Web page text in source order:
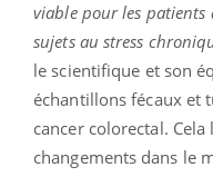
viable pour les patients
sujets au stress
le scientifique et son
échantillons fécaux et
cancer colorectal.
changements dans le